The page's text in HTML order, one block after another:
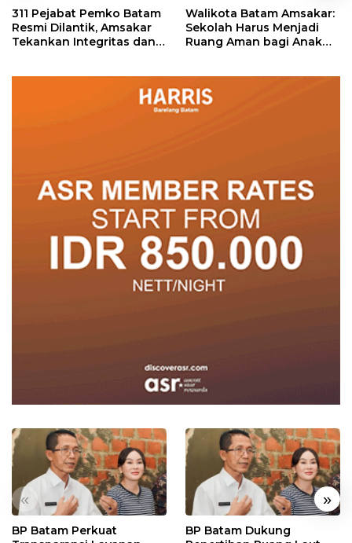
311 Pejabat Pemko Batam
Resmi Dilantik, Amsakar
Tekankan Integritas dan
Walikota Batam Amsakar:
Sekolah Harus Menjadi
Ruang Aman bagi Anak
« »
BP Batam Perkuat
BP Batam Dukung